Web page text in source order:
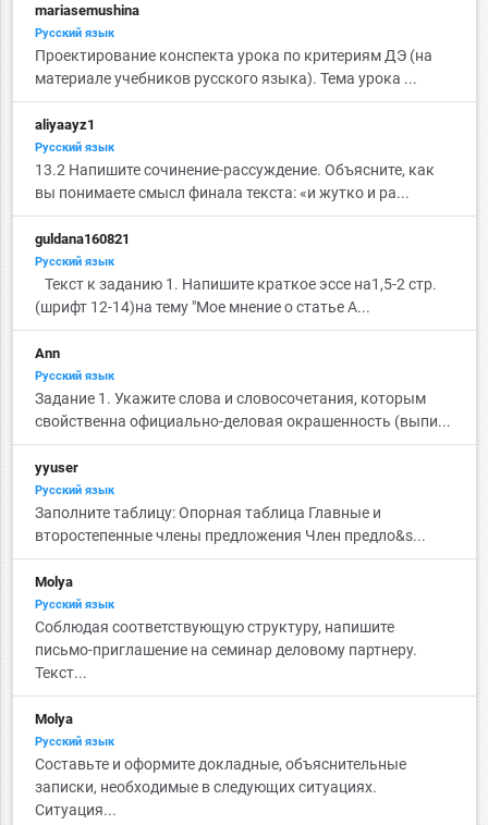
mariasemushina
Русский язык
Проектирование конспекта урока по критериям ДЭ (на
материале учебников русского языка). Тема урока ...
aliyaayz1
Русский язык
13.2 Напишите сочинение-рассуждение. Объясните, как
вы понимаете смысл финала текста: «и жутко и ра...
guldana160821
Русский язык
Текст к заданию 1. Напишите краткое эссе на1,5-2 стр.
(шрифт 12-14)на тему "Мое мнение о статье А...
Ann
Русский язык
Задание 1. Укажите слова и словосочетания, которым
свойственна официально-деловая окрашенность (выпи...
yyuser
Русский язык
Заполните таблицу: Опорная таблица Главные и
второстепенные члены предложения Член предло&s...
Molya
Русский язык
Соблюдая соответствующую структуру, напишите
письмо-приглашение на семинар деловому партнеру.
Текст...
Molya
Русский язык
Составьте и оформите докладные, объяснительные
записки, необходимые в следующих ситуациях.
Ситуация...